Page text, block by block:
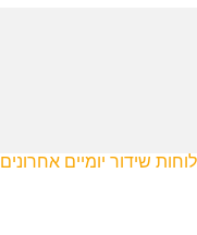
לוחות שידור יומיים אחרונים